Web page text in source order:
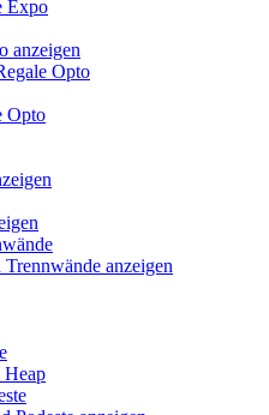
Expo
anzeigen
Opto
Opto
anzeigen
Heap